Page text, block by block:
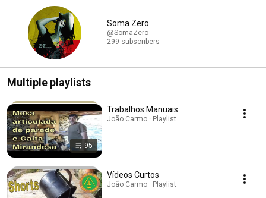
Soma Zero
@SomaZero
299 subscribers
Multiple playlists
95
Trabalhos Manuais
João Carmo · Playlist
Vídeos Curtos
João Carmo · Playlist